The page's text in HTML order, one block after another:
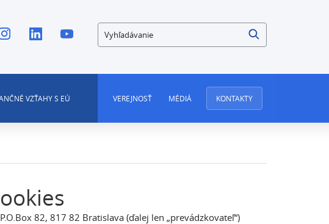
Vyhľadávanie
VZŤAHY S EÚ VEREJNOSŤ MÉDIÁ KONTAKTY
82, 817 82 Bratislava (ďalej len „prevádzkovateľ“)